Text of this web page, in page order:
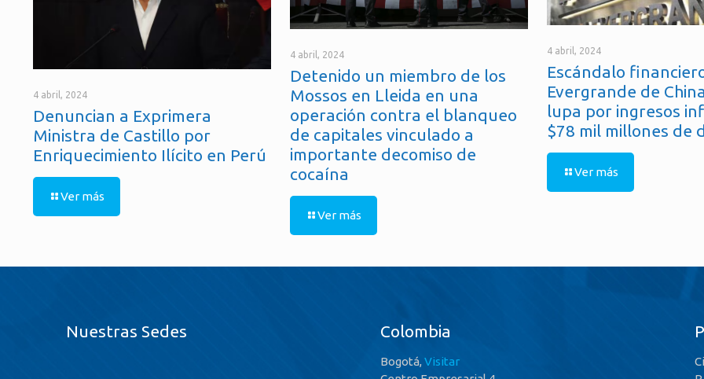
4 abril, 2024
Denuncian a Exprimera
Ministra de Castillo por
Enriquecimiento Ilícito en Perú
Ver más
4 abril, 2024
Detenido un miembro de los
Mossos en Lleida en una
operación contra el blanqueo
de capitales vinculado a
importante decomiso de
cocaína
Ver más
4 abril, 2024
Escándalo
Evergrande de
lupa por ingresos
$78 mil millones de
Ver más
Nuestras Sedes Colombia
Bogotá,Visitar